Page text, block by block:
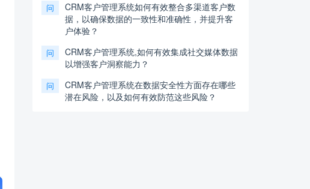
问
CRM客户管理系统如何有效整合多渠道客户数
据，以确保数据的一致性和准确性，并提升客
户体验？
问
CRM客户管理系统,如何有效集成社交媒体数据
以增强客户洞察能力？
问
CRM客户管理系统在数据安全性方面存在哪些
潜在风险，以及如何有效防范这些风险？